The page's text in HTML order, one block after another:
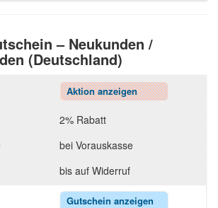
– Neukunden /
(Deutschland)
Aktion anzeigen
2% Rabatt
bei Vorauskasse
bis auf Widerruf
Gutschein anzeigen